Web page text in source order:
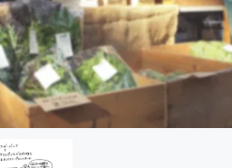
CAMPFIREふるさと